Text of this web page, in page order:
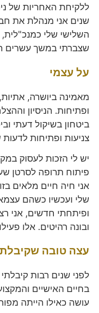
שנים אני מנהלת את
השלישי שלי כמנכ"לית,
שצברתי במשך עשרים
על עצמי
מאמינה ביושרה,
ופתיחות. הניסיון
ביטחון בשיקול דעתי
צניעות ופתיחות לדעות
יש לי הזכות לעסוק
פיתוח תרופה לסרטן
אני חיה חיים מלאים
שלי ועכשיו כשהם
ופיתחתי חדשים, אני
ובונה רהיטים. אלו
עצה טובה שקיבלת
לפני שנים רבות
בחיים האישיים
עושה כאילו הייתה